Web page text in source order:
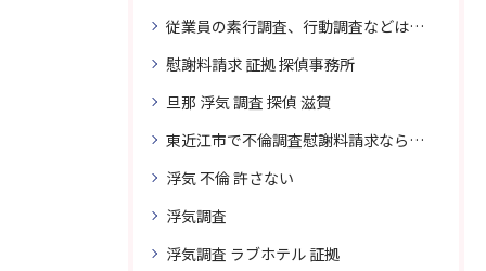
従業員の素行調査、行動調査などは、滋賀クリスタル探偵事務所へまずは、ご相談
慰謝料請求 証拠 探偵事務所
旦那 浮気 調査 探偵 滋賀
東近江市で不倫調査慰謝料請求なら滋賀クリスタル探偵事務所へご相談
浮気 不倫 許さない
浮気調査
浮気調査 ラブホテル 証拠